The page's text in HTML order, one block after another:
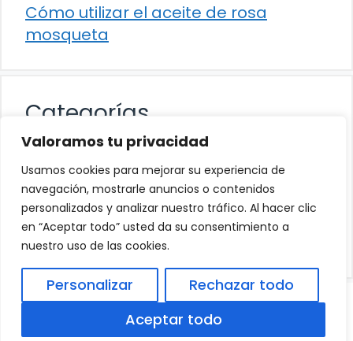
Valoramos tu privacidad
Usamos cookies para mejorar su experiencia de
navegación, mostrarle anuncios o contenidos
personalizados y analizar nuestro tráfico. Al hacer clic
en “Aceptar todo” usted da su consentimiento a
nuestro uso de las cookies.
Personalizar
Rechazar todo
Aceptar todo
Cómo utilizar el aceite de rosa
mosqueta
Categorías
Alimentación
Destacados
Hogar
Salud
Política de Privacidad Aviso Legal|
Política de Cookies